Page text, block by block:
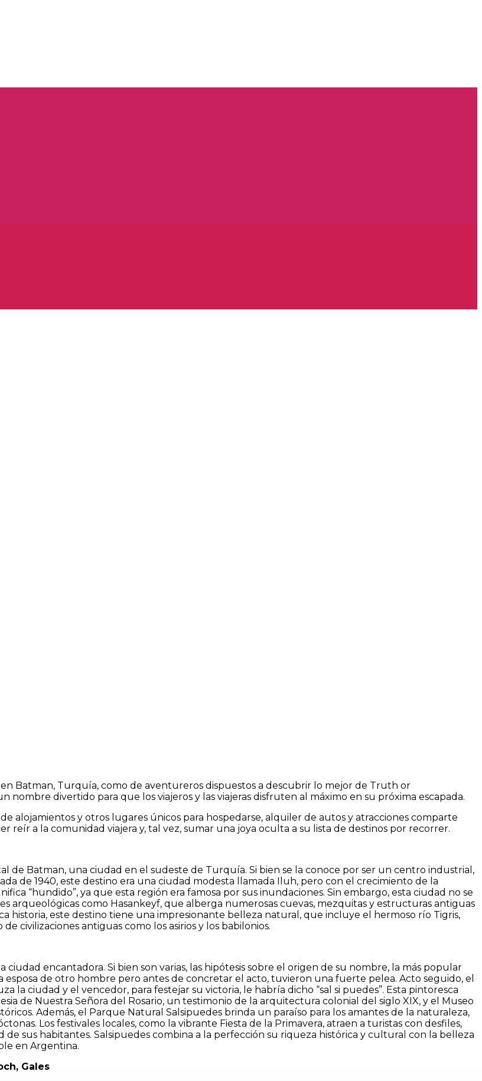
Batman, Turquía, como de aventureros dispuestos a descubrir lo mejor de Truth or
nombre divertido para que los viajeros y las viajeras disfruten al máximo en su próxima escapada.
alojamientos y otros lugares únicos para hospedarse, alquiler de autos y atracciones comparte
reír a la comunidad viajera y, tal vez, sumar una joya oculta a su lista de destinos por recorrer.
de Batman, una ciudad en el sudeste de Turquía. Si bien se la conoce por ser un centro industrial,
de 1940, este destino era una ciudad modesta llamada Iluh, pero con el crecimiento de la
“hundido”, ya que esta región era famosa por sus inundaciones. Sin embargo, esta ciudad no se
arqueológicas como Hasankeyf, que alberga numerosas cuevas, mezquitas y estructuras antiguas
historia, este destino tiene una impresionante belleza natural, que incluye el hermoso río Tigris,
civilizaciones antiguas como los asirios y los babilonios.
encantadora. Si bien son varias, las hipótesis sobre el origen de su nombre, la más popular
de otro hombre pero antes de concretar el acto, tuvieron una fuerte pelea. Acto seguido, el
ciudad y el vencedor, para festejar su victoria, le habría dicho “sal si puedes”. Esta pintoresca
de Nuestra Señora del Rosario, un testimonio de la arquitectura colonial del siglo XIX, y el Museo
Además, el Parque Natural Salsipuedes brinda un paraíso para los amantes de la naturaleza,
Los festivales locales, como la vibrante Fiesta de la Primavera, atraen a turistas con desfiles,
sus habitantes. Salsipuedes combina a la perfección su riqueza histórica y cultural con la belleza
en Argentina.
Gales